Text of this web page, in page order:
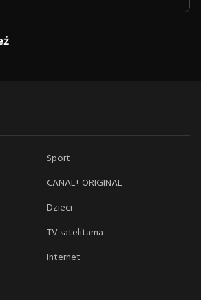
Sport
CANAL+ ORIGINAL
Dzieci
TV satelitarna
Internet